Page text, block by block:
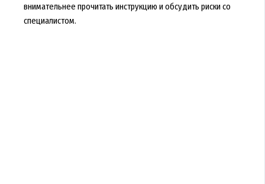
внимательнее прочитать инструкцию и обсудить риски со
специалистом.